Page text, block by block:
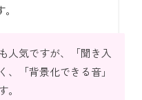
人気ですが、「聞き入
、「背景化できる音」